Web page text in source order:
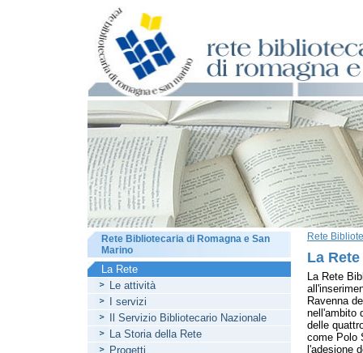
Rete
La Rete
La Rete
Ravenna
nell'ambito
delle
come Polo
l'adesione
Rete Bibliotecaria di Romagna e San
Marino
La Rete
Le attività
I servizi
Il Servizio Bibliotecario Nazionale
La Storia della Rete
Progetti